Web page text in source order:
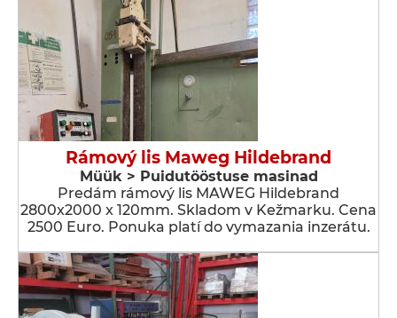
Rámový lis Maweg Hildebrand
Müük > Puidutööstuse masinad
Predám rámový lis MAWEG Hildebrand
2800x2000 x 120mm. Skladom v Kežmarku. Cena
2500 Euro. Ponuka platí do vymazania inzerátu.